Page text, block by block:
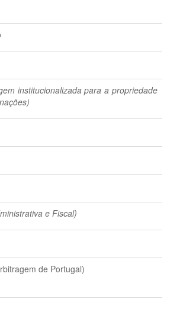
institucionalizada para a propriedade
e Fiscal)
de Portugal)